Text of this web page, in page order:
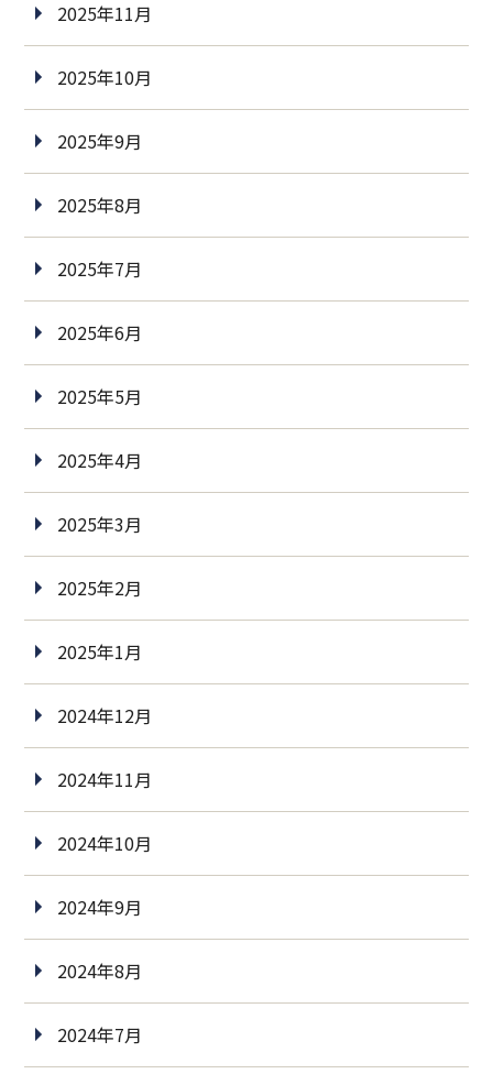
2025年11月
2025年10月
2025年9月
2025年8月
2025年7月
2025年6月
2025年5月
2025年4月
2025年3月
2025年2月
2025年1月
2024年12月
2024年11月
2024年10月
2024年9月
2024年8月
2024年7月